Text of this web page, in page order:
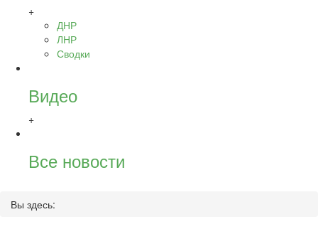
+
ДНР
ЛНР
Сводки
Видео
+
Все новости
Вы здесь: